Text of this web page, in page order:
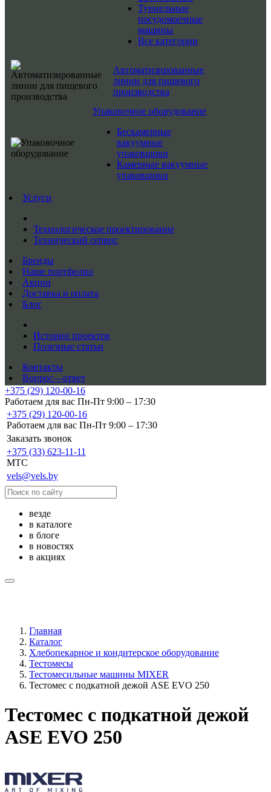
Туннельные
посудомоечные
машины
Все категории
Автоматизированные
линии для пищевого
производства
Упаковочное оборудование
Бескамерные
вакуумные
упаковщики
Камерные вакуумные
упаковщики
Услуги
Технологическое проектирование
Технический сервис
Бренды
Наше портфолио
Акции
Доставка и оплата
Блог
Истории проектов
Полезные статьи
Контакты
Вопрос—ответ
+375 (29) 120-00-16
Работаем для вас Пн-Пт 9:00 – 17:30
+375 (29) 120-00-16
Работаем для вас Пн-Пт 9:00 – 17:30
Заказать звонок
+375 (33) 623-11-11
MTC
vels@vels.by
везде
в каталоге
в блоге
в новостях
в акциях
Главная
Каталог
Хлебопекарное и кондитерское оборудование
Тестомесы
Тестомесильные машины MIXER
Тестомес с подкатной дежой ASE EVO 250
Тестомес с подкатной дежой
ASE EVO 250